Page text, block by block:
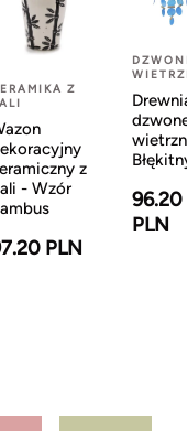
Z
z
- Wzór
PLN
96.20
PLN